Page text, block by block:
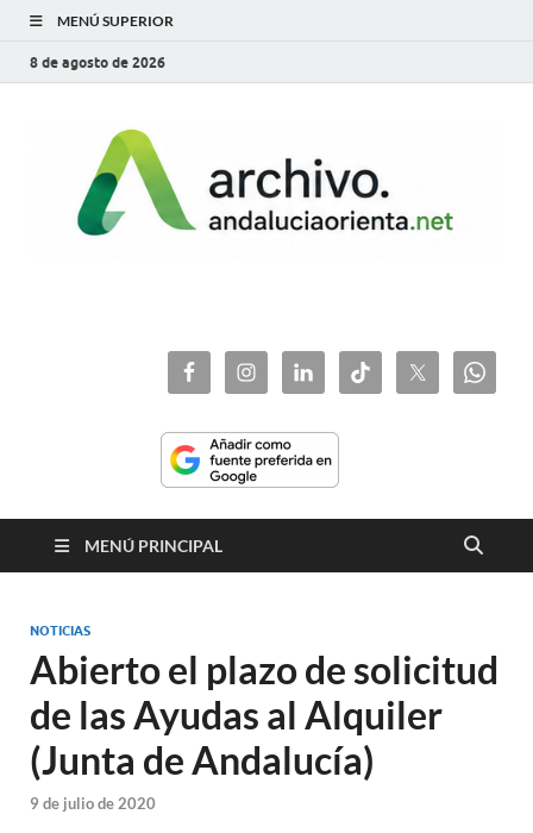
MENÚ SUPERIOR
8 de agosto de 2026
MENÚ PRINCIPAL
NOTICIAS
Abierto el plazo de solicitud
de las Ayudas al Alquiler
(Junta de Andalucía)
9 de julio de 2020